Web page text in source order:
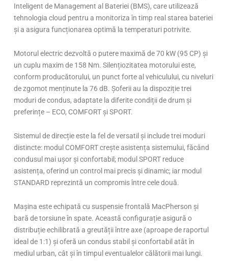
Inteligent de Management al Bateriei (BMS), care utilizează
tehnologia cloud pentru a monitoriza în timp real starea bateriei
și a asigura funcționarea optimă la temperaturi potrivite.
Motorul electric dezvoltă o putere maximă de 70 kW (95 CP) și
un cuplu maxim de 158 Nm. Silențiozitatea motorului este,
conform producătorului, un punct forte al vehiculului, cu niveluri
de zgomot menținute la 76 dB. Șoferii au la dispoziție trei
moduri de condus, adaptate la diferite condiții de drum și
preferințe – ECO, COMFORT și SPORT.
Sistemul de direcție este la fel de versatil și include trei moduri
distincte: modul COMFORT crește asistența sistemului, făcând
condusul mai ușor și confortabil; modul SPORT reduce
asistența, oferind un control mai precis și dinamic; iar modul
STANDARD reprezintă un compromis între cele două.
Mașina este echipată cu suspensie frontală MacPherson și
bară de torsiune în spate. Această configurație asigură o
distribuție echilibrată a greutății între axe (aproape de raportul
ideal de 1:1) și oferă un condus stabil și confortabil atât în
mediul urban, cât și în timpul eventualelor călătorii mai lungi.